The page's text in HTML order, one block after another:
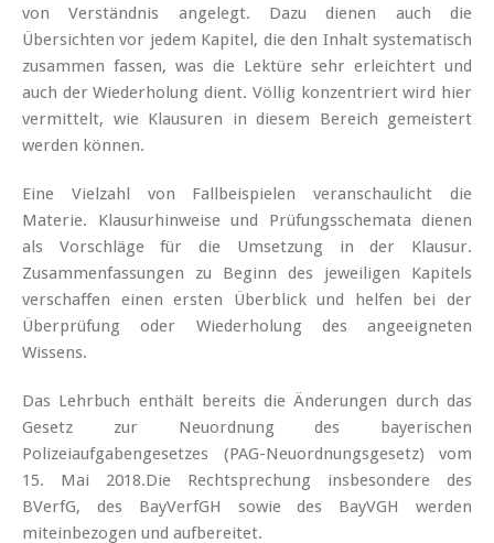
von Verständnis angelegt. Dazu dienen auch die
Übersichten vor jedem Kapitel, die den Inhalt systematisch
zusammen fassen, was die Lektüre sehr erleichtert und
auch der Wiederholung dient. Völlig konzentriert wird hier
vermittelt, wie Klausuren in diesem Bereich gemeistert
werden können.
Eine Vielzahl von Fallbeispielen veranschaulicht die
Materie. Klausurhinweise und Prüfungsschemata dienen
als Vorschläge für die Umsetzung in der Klausur.
Zusammenfassungen zu Beginn des jeweiligen Kapitels
verschaffen einen ersten Überblick und helfen bei der
Überprüfung oder Wiederholung des angeeigneten
Wissens.
Das Lehrbuch enthält bereits die Änderungen durch das
Gesetz zur Neuordnung des bayerischen
Polizeiaufgabengesetzes (PAG-Neuordnungsgesetz) vom
15. Mai 2018.Die Rechtsprechung insbesondere des
BVerfG, des BayVerfGH sowie des BayVGH werden
miteinbezogen und aufbereitet.